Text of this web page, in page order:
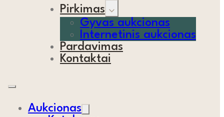
Pirkimas
Gyvas aukcionas
Internetinis aukcionas
Pardavimas
Kontaktai
Aukcionas